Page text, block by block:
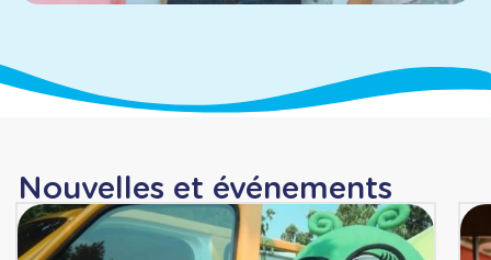
Nouvelles et événements